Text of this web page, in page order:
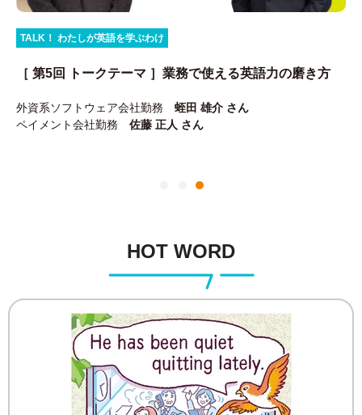
TALK！ わたしが英語を学ぶわけ
［ 第5回 トークテーマ ］業務で使える英語力の磨き方
外資系ソフトウェア会社勤務 蛭田 雄介 さん
ペイメント会社勤務 佐藤 正人 さん
HOT WORD